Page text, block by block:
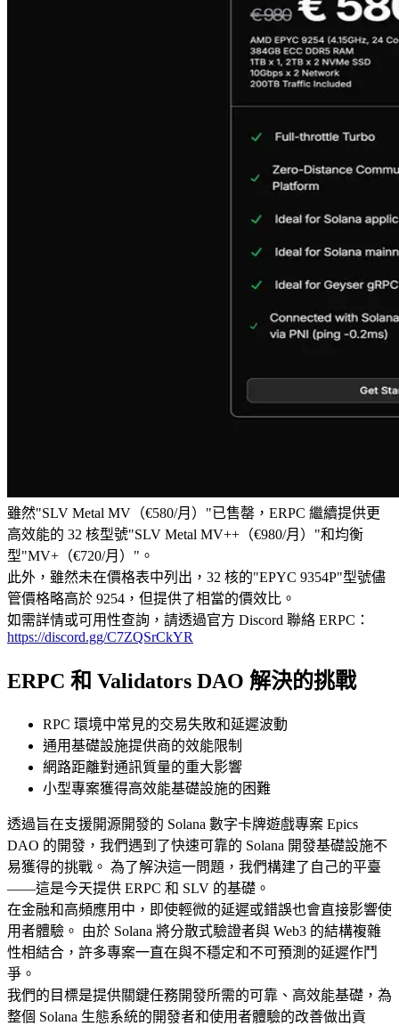
雖然"SLV Metal MV（€580/月）"已售罄，ERPC 繼續提供更
高效能的 32 核型號"SLV Metal MV++（€980/月）"和均衡
型"MV+（€720/月）"。
此外，雖然未在價格表中列出，32 核的"EPYC 9354P"型號儘
管價格略高於 9254，但提供了相當的價效比。
如需詳情或可用性查詢，請透過官方 Discord 聯絡 ERPC：
https://discord.gg/C7ZQSrCkYR
ERPC 和 Validators DAO 解決的挑戰
RPC 環境中常見的交易失敗和延遲波動
通用基礎設施提供商的效能限制
網路距離對通訊質量的重大影響
小型專案獲得高效能基礎設施的困難
透過旨在支援開源開發的 Solana 數字卡牌遊戲專案 Epics
DAO 的開發，我們遇到了快速可靠的 Solana 開發基礎設施不
易獲得的挑戰。 為了解決這一問題，我們構建了自己的平臺
——這是今天提供 ERPC 和 SLV 的基礎。
在金融和高頻應用中，即使輕微的延遲或錯誤也會直接影響使
用者體驗。 由於 Solana 將分散式驗證者與 Web3 的結構複雜
性相結合，許多專案一直在與不穩定和不可預測的延遲作鬥
爭。
我們的目標是提供關鍵任務開發所需的可靠、高效能基礎，為
整個 Solana 生態系統的開發者和使用者體驗的改善做出貢